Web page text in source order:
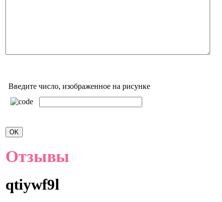
Введите число, изображенное на рисунке
Отзывы
qtiywf9l